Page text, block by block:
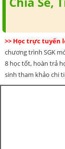
>> Học trực tuyến
chương trình SGK
8 học tốt, hoàn trả
sinh tham khảo chi